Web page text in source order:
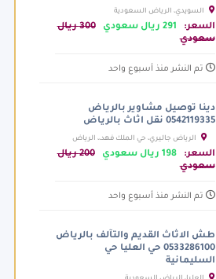
السعر: 291 ريال سعودي
300 ريال
سعودي
تم النشر منذ أسبوع واحد
دينا توصيل مشاوير بالرياض
0542119335 نقل اثاث بالرياض
الرياض جاليري، حي الملك فهد،، الرياض
السعودية
السعر: 198 ريال سعودي
200 ريال
سعودي
تم النشر منذ أسبوع واحد
طش الاثاث القديم والتآلف بالرياض
0533286100 حي العليا حي
السليمانية